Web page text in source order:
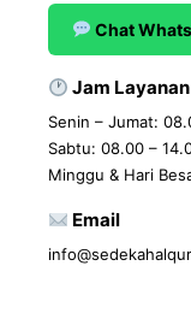
Chat
Jam Layanan
Senin – Jumat:
Sabtu: 08.00 –
Minggu & Hari
Email